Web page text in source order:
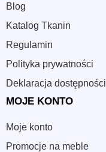
Blog
Katalog Tkanin
Regulamin
Polityka prywatności
Deklaracja dostępności
MOJE KONTO
Moje konto
Promocje na meble